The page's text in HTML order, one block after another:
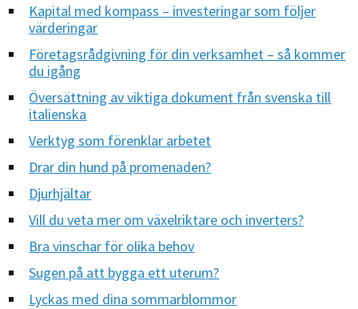
Kapital med kompass – investeringar som följer
värderingar
Företagsrådgivning för din verksamhet – så kommer
du igång
Översättning av viktiga dokument från svenska till
italienska
Verktyg som förenklar arbetet
Drar din hund på promenaden?
Djurhjältar
Vill du veta mer om växelriktare och inverters?
Bra vinschar för olika behov
Sugen på att bygga ett uterum?
Lyckas med dina sommarblommor